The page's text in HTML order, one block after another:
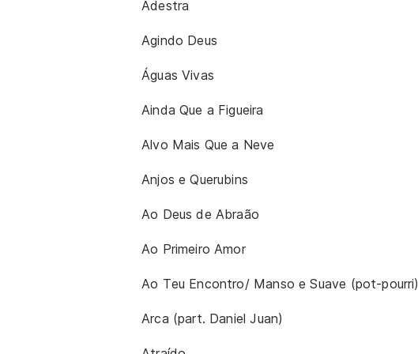
Adestra
Agindo Deus
Águas Vivas
Ainda Que a Figueira
Alvo Mais Que a Neve
Anjos e Querubins
Ao Deus de Abraão
Ao Primeiro Amor
Ao Teu Encontro/ Manso e Suave (pot-pourri)
Arca (part. Daniel Juan)